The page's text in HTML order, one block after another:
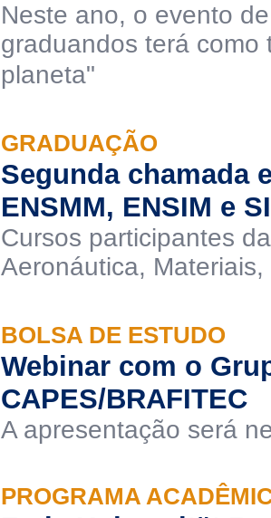
Neste ano, o evento
graduandos terá como
planeta"
GRADUAÇÃO
Segunda chamada
ENSMM, ENSIM e
Cursos participantes
Aeronáutica,
BOLSA DE ESTUDO
Webinar com o
CAPES/BRAFITEC
A apresentação será
PROGRAMA